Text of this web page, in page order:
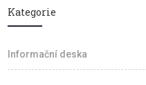
Kategorie
Informační deska